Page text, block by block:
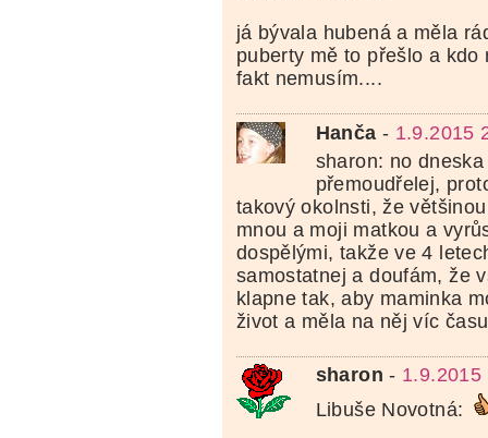
já bývala hubená a měla
puberty mě to přešlo a
fakt nemusím....
Hanča - 1.9.2015
sharon: no
přemoudřelej,
takový okolnsti, že
mnou a moji matkou a
dospělými, takže ve 4
samostatnej a doufám, že
klapne tak, aby maminka
život a měla na něj víc času
sharon - 1.9.2015
Libuše Novotná: